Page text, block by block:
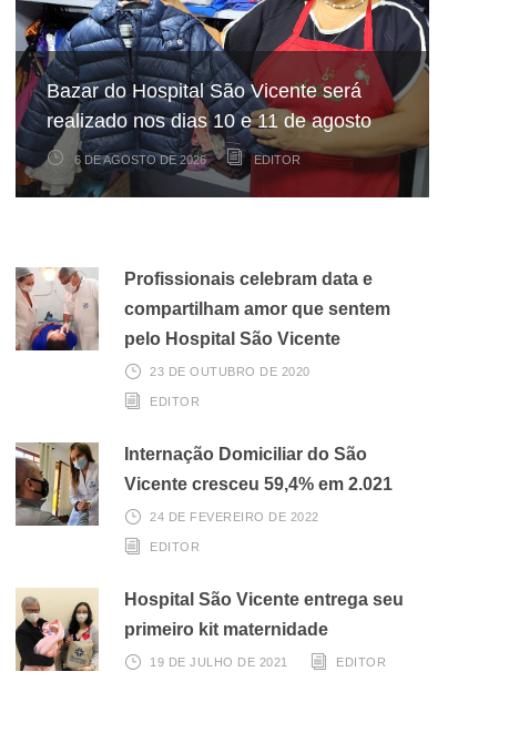
Bazar do Hospital São Vicente será
realizado nos dias 10 e 11 de agosto
6 DE AGOSTO DE 2026 EDITOR
Hospital São Vicente participa de
mapeamento nacional sobre câncer
infantojuvenil
6 DE AGOSTO DE 2026 EDITOR
Hospital São Vicente expande
arrecadação de cupons fiscais pela
Nota Fiscal Paulista
3 DE AGOSTO DE 2026 EDITOR
Profissionais celebram data e
compartilham amor que sentem
pelo Hospital São Vicente
23 DE OUTUBRO DE 2020
EDITOR
Internação Domiciliar do São
Vicente cresceu 59,4% em 2.021
24 DE FEVEREIRO DE 2022
EDITOR
Hospital São Vicente entrega seu
primeiro kit maternidade
19 DE JULHO DE 2021 EDITOR